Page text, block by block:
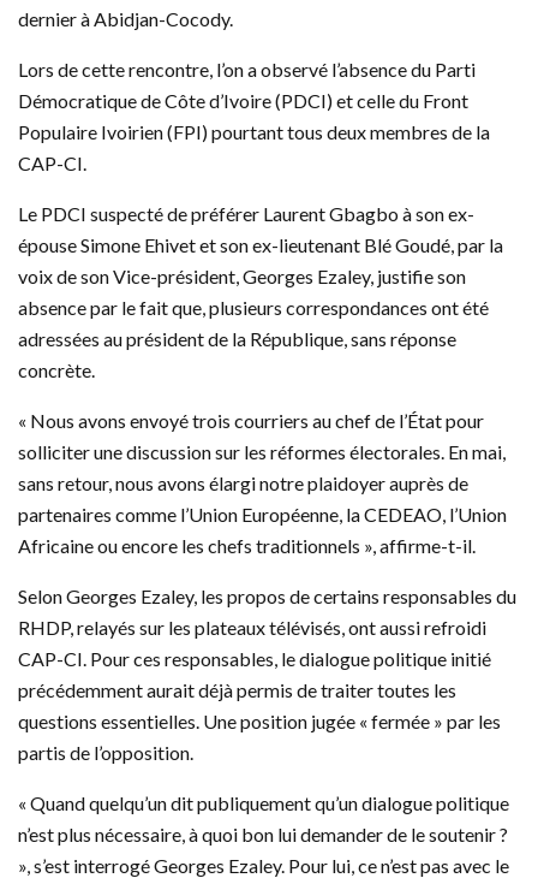
dernier à Abidjan-Cocody.
Lors de cette rencontre, l’on a observé l’absence du Parti
Démocratique de Côte d’Ivoire (PDCI) et celle du Front
Populaire Ivoirien (FPI) pourtant tous deux membres de la
CAP-CI.
Le PDCI suspecté de préférer Laurent Gbagbo à son ex-
épouse Simone Ehivet et son ex-lieutenant Blé Goudé, par la
voix de son Vice-président, Georges Ezaley, justifie son
absence par le fait que, plusieurs correspondances ont été
adressées au président de la République, sans réponse
concrète.
« Nous avons envoyé trois courriers au chef de l’État pour
solliciter une discussion sur les réformes électorales. En mai,
sans retour, nous avons élargi notre plaidoyer auprès de
partenaires comme l’Union Européenne, la CEDEAO, l’Union
Africaine ou encore les chefs traditionnels », affirme-t-il.
Selon Georges Ezaley, les propos de certains responsables du
RHDP, relayés sur les plateaux télévisés, ont aussi refroidi
CAP-CI. Pour ces responsables, le dialogue politique initié
précédemment aurait déjà permis de traiter toutes les
questions essentielles. Une position jugée « fermée » par les
partis de l’opposition.
« Quand quelqu’un dit publiquement qu’un dialogue politique
n’est plus nécessaire, à quoi bon lui demander de le soutenir ?
», s’est interrogé Georges Ezaley. Pour lui, ce n’est pas avec le